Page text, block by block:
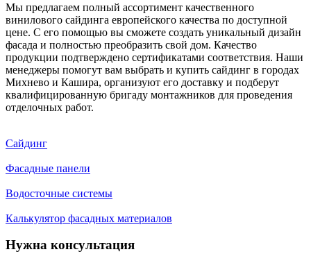
Мы предлагаем полный ассортимент качественного
винилового сайдинга европейского качества по доступной
цене. С его помощью вы сможете создать уникальный дизайн
фасада и полностью преобразить свой дом. Качество
продукции подтверждено сертификатами соответствия. Наши
менеджеры помогут вам выбрать и купить сайдинг в городах
Михнево и Кашира, организуют его доставку и подберут
квалифицированную бригаду монтажников для проведения
отделочных работ.
Сайдинг
Фасадные панели
Водосточные системы
Калькулятор фасадных материалов
Нужна консультация